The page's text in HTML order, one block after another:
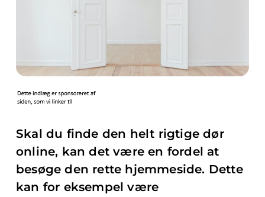
Skal du finde den helt rigtige dør
online, kan det være en fordel at
besøge den rette hjemmeside. Dette
kan for eksempel være